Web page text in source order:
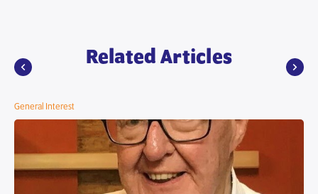
Related Articles
General Interest